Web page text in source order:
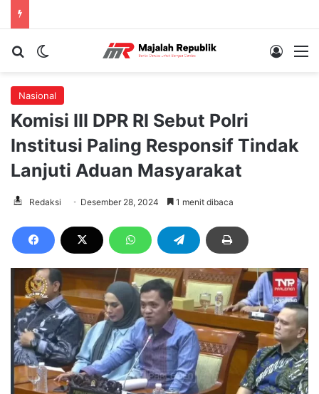
Cari berita...Switch skin Log In
Nasional
Komisi III DPR RI Sebut Polri
Institusi Paling Responsif Tindak
Lanjuti Aduan Masyarakat
Redaksi Desember 28, 2024 1 menit dibaca